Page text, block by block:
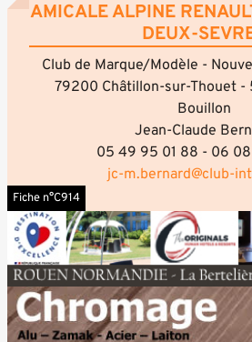
AMICALE ALPINE
DEUX-
Club de Marque/Modèle -
79200 Châtillon-sur-Thouet -
Bouillon
Jean-Claude
05 49 95 01 88 - 06
jc-m.bernard@club-
Fiche n°C914